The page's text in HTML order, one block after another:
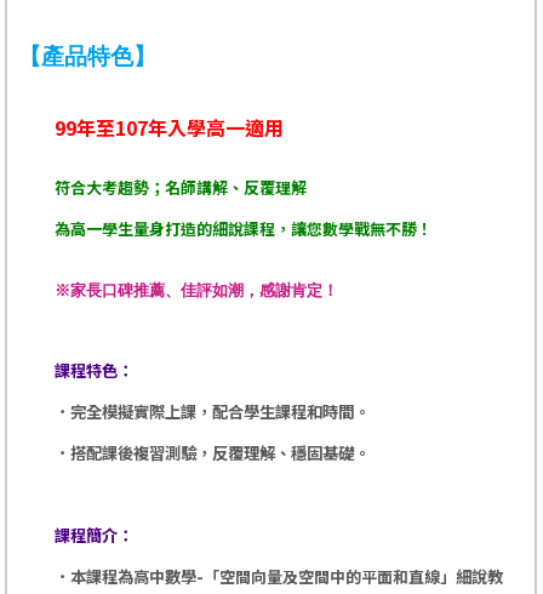
【產品特色】
99年至107年入學高一適用
符合大考趨勢；名師講解、反覆理解
為高一學生量身打造的細說課程，讓您數學戰無不勝！
※家長口碑推薦、佳評如潮，感謝肯定！
課程特色：
．完全模擬實際上課，配合學生課程和時間。
．搭配課後複習測驗，反覆理解、穩固基礎。
課程簡介：
． 本課程為高中數學- 「空間向量及空間中的平面和直線」細說教